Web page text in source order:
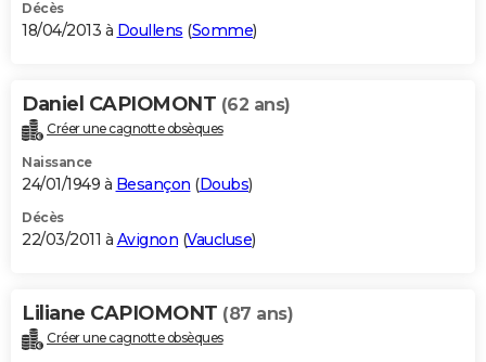
Décès
18/04/2013 à Doullens (Somme)
Daniel CAPIOMONT (62 ans)
Créer une cagnotte obsèques
Naissance
24/01/1949 à Besançon (Doubs)
Décès
22/03/2011 à Avignon (Vaucluse)
Liliane CAPIOMONT (87 ans)
Créer une cagnotte obsèques